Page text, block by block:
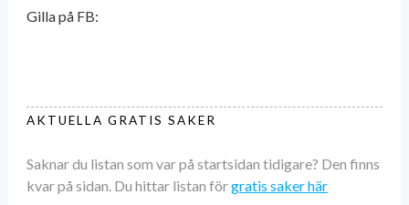
Gilla på FB:
AKTUELLA GRATIS SAKER
Saknar du listan som var på startsidan tidigare? Den finns
kvar på sidan. Du hittar listan förgratis saker här